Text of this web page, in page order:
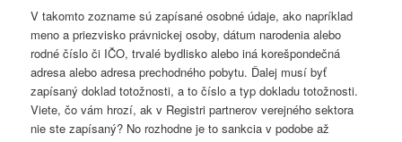
V takomto zozname sú zapísané osobné údaje, ako napríklad
meno a priezvisko právnickej osoby, dátum narodenia alebo
rodné číslo či IČO, trvalé bydlisko alebo iná korešpondečná
adresa alebo adresa prechodného pobytu. Ďalej musí byť
zapísaný doklad totožnosti, a to číslo a typ dokladu totožnosti.
Viete, čo vám hrozí, ak v Registri partnerov verejného sektora
nie ste zapísaný? No rozhodne je to sankcia v podobe až